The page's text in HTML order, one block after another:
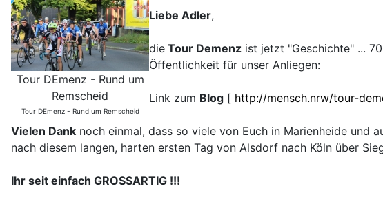
Tour DEmenz - Rund um
Remscheid
Tour DEmenz - Rund um Remscheid
Liebe Adler,
die Tour Demenz ist jetzt "Geschichte" ...
Öffentlichkeit für unser Anliegen:
Link zum Blog [ http://mensch.nrw/tour-
Vielen Dank noch einmal, dass so viele von Euch in Marienheide und
nach diesem langen, harten ersten Tag von Alsdorf nach Köln über
Ihr seit einfach GROSSARTIG !!!